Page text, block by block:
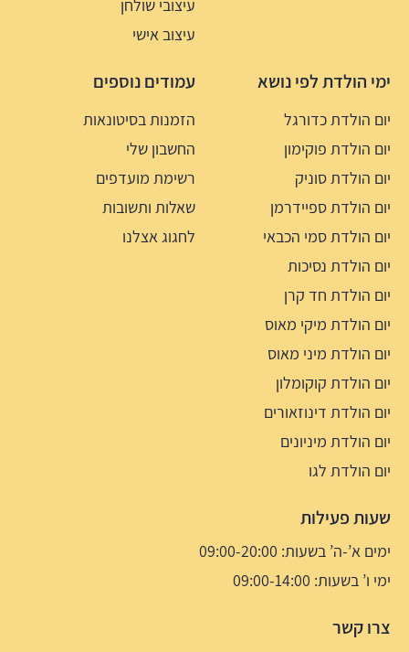
עיצובי שולחן
עיצוב אישי
ימי הולדת לפי נושא
יום הולדת כדורגל
יום הולדת פוקימון
יום הולדת סוניק
יום הולדת ספיידרמן
יום הולדת סמי הכבאי
יום הולדת נסיכות
יום הולדת חד קרן
יום הולדת מיקי מאוס
יום הולדת מיני מאוס
יום הולדת קוקומלון
יום הולדת דינוזאורים
יום הולדת מיניונים
יום הולדת לגו
עמודים נוספים
הזמנות בסיטונאות
החשבון שלי
רשימת מועדפים
שאלות ותשובות
לחגוג אצלנו
שעות פעילות
ימים א’-ה’ בשעות: 09:00-20:00
ימי ו’ בשעות: 09:00-14:00
צרו קשר